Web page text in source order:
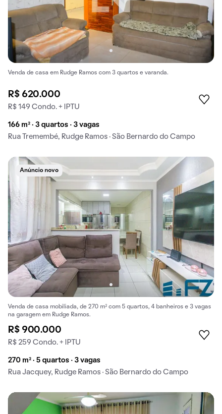
Venda de casa em Rudge Ramos com 3 quartos e varanda.
R$ 620.000
R$ 149 Condo. + IPTU
166 m² · 3 quartos · 3 vagas
Rua Tremembé, Rudge Ramos · São Bernardo do Campo
Anúncio novo
Venda de casa mobiliada, de 270 m² com 5 quartos, 4 banheiros e 3 vagas
na garagem em Rudge Ramos.
R$ 900.000
R$ 259 Condo. + IPTU
270 m² · 5 quartos · 3 vagas
Rua Jacquey, Rudge Ramos · São Bernardo do Campo